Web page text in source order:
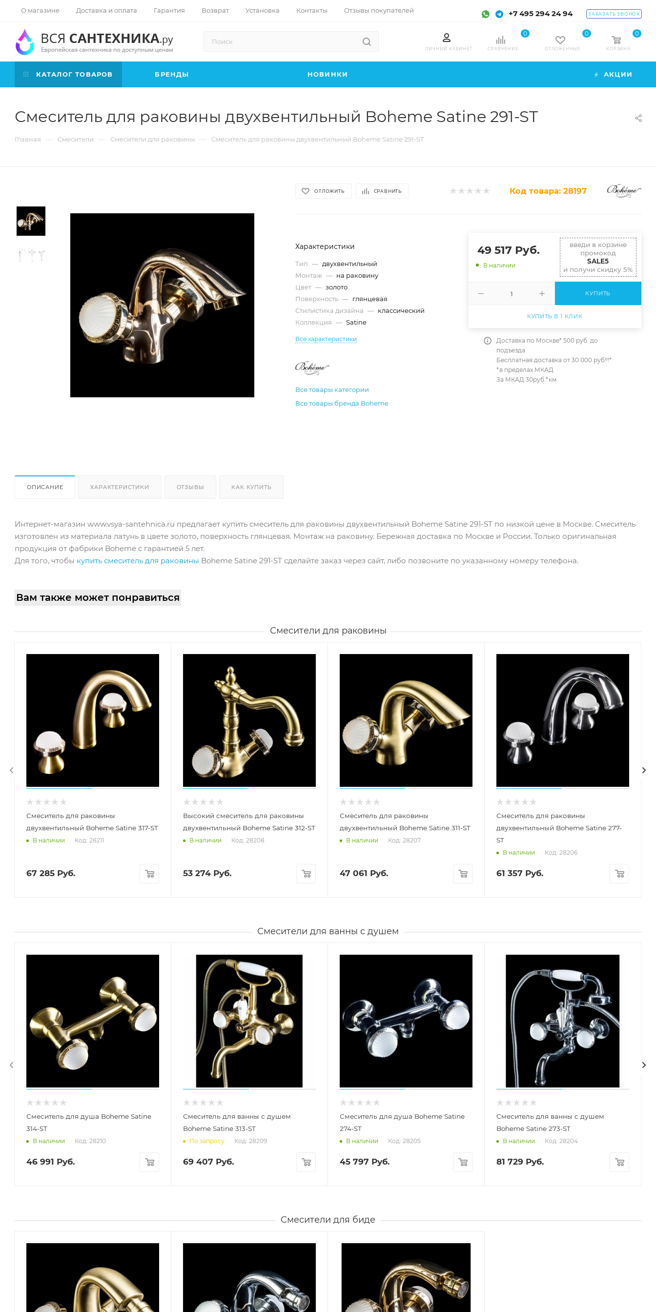
О магазине Доставка и оплата Гарантия Возврат Установка Контакты Отзывы покупателей +7 495 294 24 94 ЗАКАЗАТЬ ЗВОНОК
ЛИЧНЫЙ КАБИНЕТ СРАВНЕНИЕ
0
ОТЛОЖЕННЫЕ
0
КОРЗИНА
0
КАТАЛОГ ТОВАРОВ БРЕНДЫ НОВИНКИ АКЦИИ
Смеситель для раковины двухвентильный Boheme Satine 291-ST
Главная — Смесители — Смесители для раковины — Смеситель для раковины двухвентильный Boheme Satine 291-ST
ОТЛОЖИТЬ СРАВНИТЬ Код товара: 28197
Характеристики
Тип — двухвентильный
Монтаж — на раковину
Цвет — золото
Поверхность — глянцевая
Стилистика дизайна — классический
Коллекция — Satine
Все характеристики
Все товары категории
Все товары бренда Boheme
49 517 Руб.
В наличии
введи в корзине
промокод
SALE5
и получи скидку 5%
КУПИТЬ
КУПИТЬ В 1 КЛИК
Доставка по Москве* 500 руб. до
подъезда
Бесплатная доставка от 30.000 руб!!!*
*в пределах МКАД
За МКАД 30руб.*км
ОПИСАНИЕ ХАРАКТЕРИСТИКИ ОТЗЫВЫ КАК КУПИТЬ
Интернет-магазин www.vsya-santehnica.ru предлагает купить смеситель для раковины двухвентильный Boheme Satine 291-ST по низкой цене в Москве. Смеситель
изготовлен из материала латунь в цвете золото, поверхность глянцевая. Монтаж на раковину. Бережная доставка по Москве и России. Только оригинальная
продукция от фабрики Boheme с гарантией 5 лет.
Для того, чтобы купить смеситель для раковины Boheme Satine 291-ST сделайте заказ через сайт, либо позвоните по указанному номеру телефона.
Вам также может понравиться
Смесители для раковины
Смеситель для раковины
двухвентильный Boheme Satine 317-ST
В наличии Код: 28211
67 285 Руб.
Высокий смеситель для раковины
двухвентильный Boheme Satine 312-ST
В наличии Код: 28208
53 274 Руб.
Смеситель для раковины
двухвентильный Boheme Satine 311-ST
В наличии Код: 28207
47 061 Руб.
Смеситель для раковины
двухвентильный Boheme Satine 277-
ST
В наличии Код: 28206
61 357 Руб.
Смесители для ванны с душем
Смеситель для душа Boheme Satine
314-ST
В наличии Код: 28210
46 991 Руб.
Смеситель для ванны с душем
Boheme Satine 313-ST
По запросу Код: 28209
69 407 Руб.
Смеситель для душа Boheme Satine
274-ST
В наличии Код: 28205
45 797 Руб.
Смеситель для ванны с душем
Boheme Satine 273-ST
В наличии Код: 28204
81 729 Руб.
Смесители для биде